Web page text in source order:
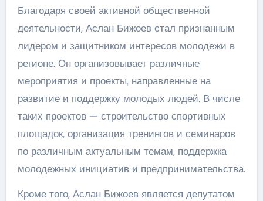
Благодаря своей активной общественной
деятельности, Аслан Бижоев стал признанным
лидером и защитником интересов молодежи в
регионе. Он организовывает различные
мероприятия и проекты, направленные на
развитие и поддержку молодых людей. В числе
таких проектов — строительство спортивных
площадок, организация тренингов и семинаров
по различным актуальным темам, поддержка
молодежных инициатив и предпринимательства.
Кроме того, Аслан Бижоев является депутатом